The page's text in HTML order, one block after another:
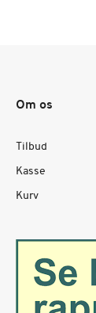
Om os
Tilbud
Kasse
Kurv